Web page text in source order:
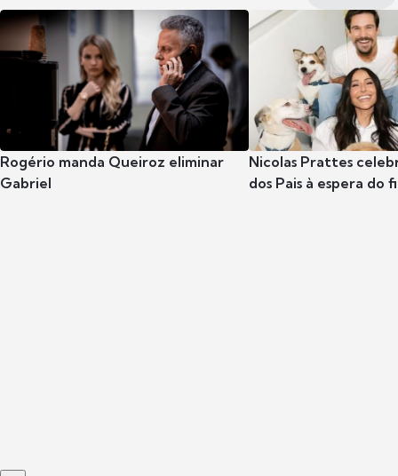
Rogério manda Queiroz eliminar
Gabriel
Nicolas Prattes
dos Pais à espera do